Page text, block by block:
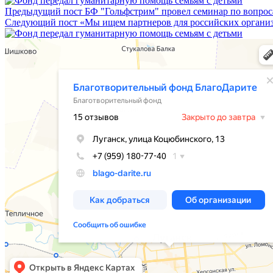
Предыдущий пост БФ "Гольфстрим" провел семинар по
Следующий пост «Мы ищем партнеров для российских